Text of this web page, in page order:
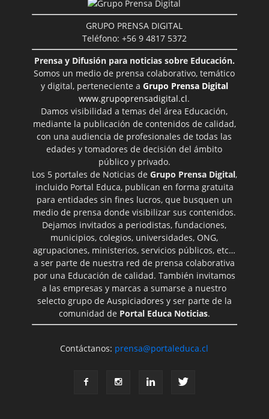
GRUPO PRENSA DIGITAL
Teléfono: +56 9 4817 5372
Prensa y Difusión para noticias sobre Educación.
Somos un medio de prensa colaborativo, temático
y digital, perteneciente a Grupo Prensa Digital
www.grupoprensadigital.cl.
Damos visibilidad a temas del área Educación,
mediante la publicación de contenidos de calidad,
con una audiencia de profesionales de todas las
edades y tomadores de decisión del ámbito
público y privado.
Los 5 portales de Noticias de Grupo Prensa Digital,
incluido Portal Educa, publican en forma gratuita
para entidades sin fines lucros, que busquen un
medio de prensa donde visibilizar sus contenidos.
Dejamos invitados a periodistas, fundaciones,
municipios, colegios, universidades, ONG,
agrupaciones, ministerios, servicios públicos, etc…
a ser parte de nuestra red de prensa colaborativa
por una Educación de calidad. También invitamos
a las empresas y marcas a sumarse a nuestro
selecto grupo de Auspiciadores y ser parte de la
comunidad de Portal Educa Noticias.
Contáctanos: prensa@portaleduca.cl